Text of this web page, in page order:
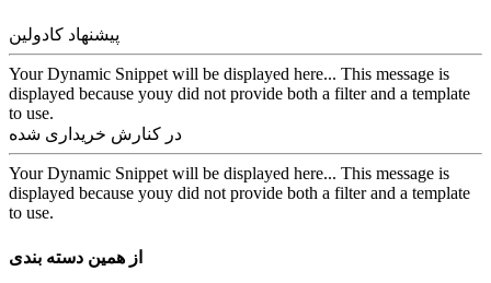
پیشنهاد کادولین
Your Dynamic Snippet will be displayed here... This message is
displayed because youy did not provide both a filter and a template
to use.
در کنارش خریداری شده
Your Dynamic Snippet will be displayed here... This message is
displayed because youy did not provide both a filter and a template
to use.
از همین دسته بندی